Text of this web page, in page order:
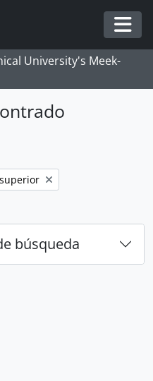
University's Meek-
búsqueda